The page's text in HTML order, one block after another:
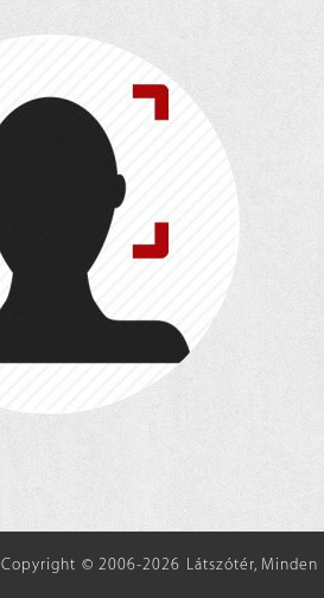
Copyright © 2006-2026 Látszótér, Minden